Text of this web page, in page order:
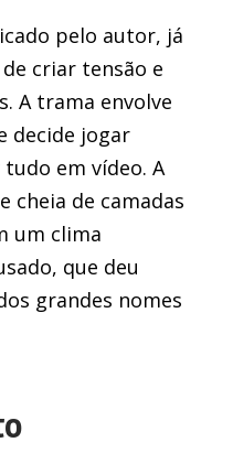
pelo autor, já
criar tensão e
A trama envolve
decide jogar
em vídeo. A
cheia de camadas
um clima
que deu
grandes nomes